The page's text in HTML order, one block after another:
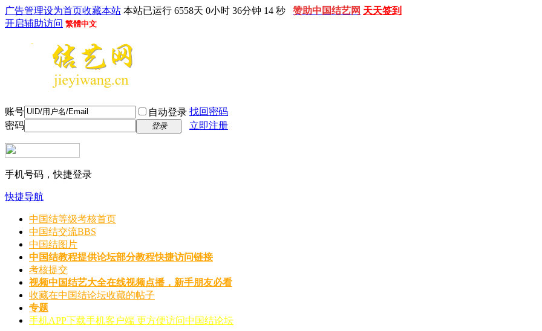
广告管理设为首页收藏本站 本站已运行 6558天 0小时 36分钟 15 秒 赞助中国结艺网 天天签到
开启辅助访问 繁體中文
账号 自动登录 找回密码
密码
登录 立即注册
手机号码，快捷登录
快捷导航
中国结等级考核首页
中国结交流BBS
中国结图片
中国结教程提供论坛部分教程快捷访问链接
考核提交
视频中国结艺大全在线视频点播，新手朋友必看
收藏在中国结论坛收藏的帖子
专题
手机APP下载手机客户端 更方便访问中国结论坛